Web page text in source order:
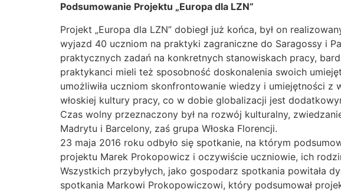
Podsumowanie Projektu „Europa dla LZN”
Projekt „Europa dla LZN” dobiegł już końca, był on
wyjazd 40 uczniom na praktyki zagraniczne do Saragossy i
praktycznych zadań na konkretnych stanowiskach pracy,
praktykanci mieli też sposobność doskonalenia swoich
umożliwiła uczniom skonfrontowanie wiedzy i umiejętności
włoskiej kultury pracy, co w dobie globalizacji jest
Czas wolny przeznaczony był na rozwój kulturalny,
Madrytu i Barcelony, zaś grupa Włoska Florencji.
23 maja 2016 roku odbyło się spotkanie, na którym
projektu Marek Prokopowicz i oczywiście uczniowie, ich
Wszystkich przybyłych, jako gospodarz spotkania powitała
spotkania Markowi Prokopowiczowi, który podsumował